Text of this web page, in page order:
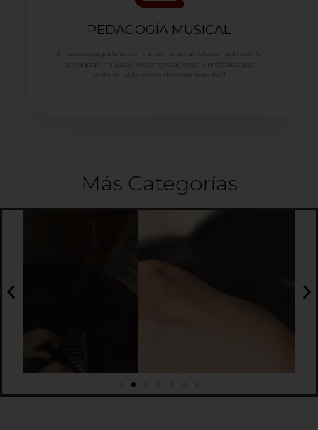
PEDAGOGÍA MUSICAL
En esta categoría encontraras material relacionado con la
pedagogía musical, recomendaciones y métodos que
harán tu vida como docente más fácil.
Más Categorías
¡Ven! y conoce más sobre tu instrumento